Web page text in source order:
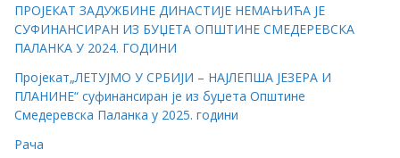
ПРОЈЕКАТ ЗАДУЖБИНЕ ДИНАСТИЈЕ НЕМАЊИЋА ЈЕ
СУФИНАНСИРАН ИЗ БУЏЕТА ОПШТИНЕ СМЕДЕРЕВСКА
ПАЛАНКА У 2024. ГОДИНИ
Пројекат„ЛЕТУЈМО У СРБИЈИ – НАЈЛЕПША ЈЕЗЕРА И
ПЛАНИНЕ“ суфинансиран је из буџета Општине
Смедеревска Паланка у 2025. години
Рача